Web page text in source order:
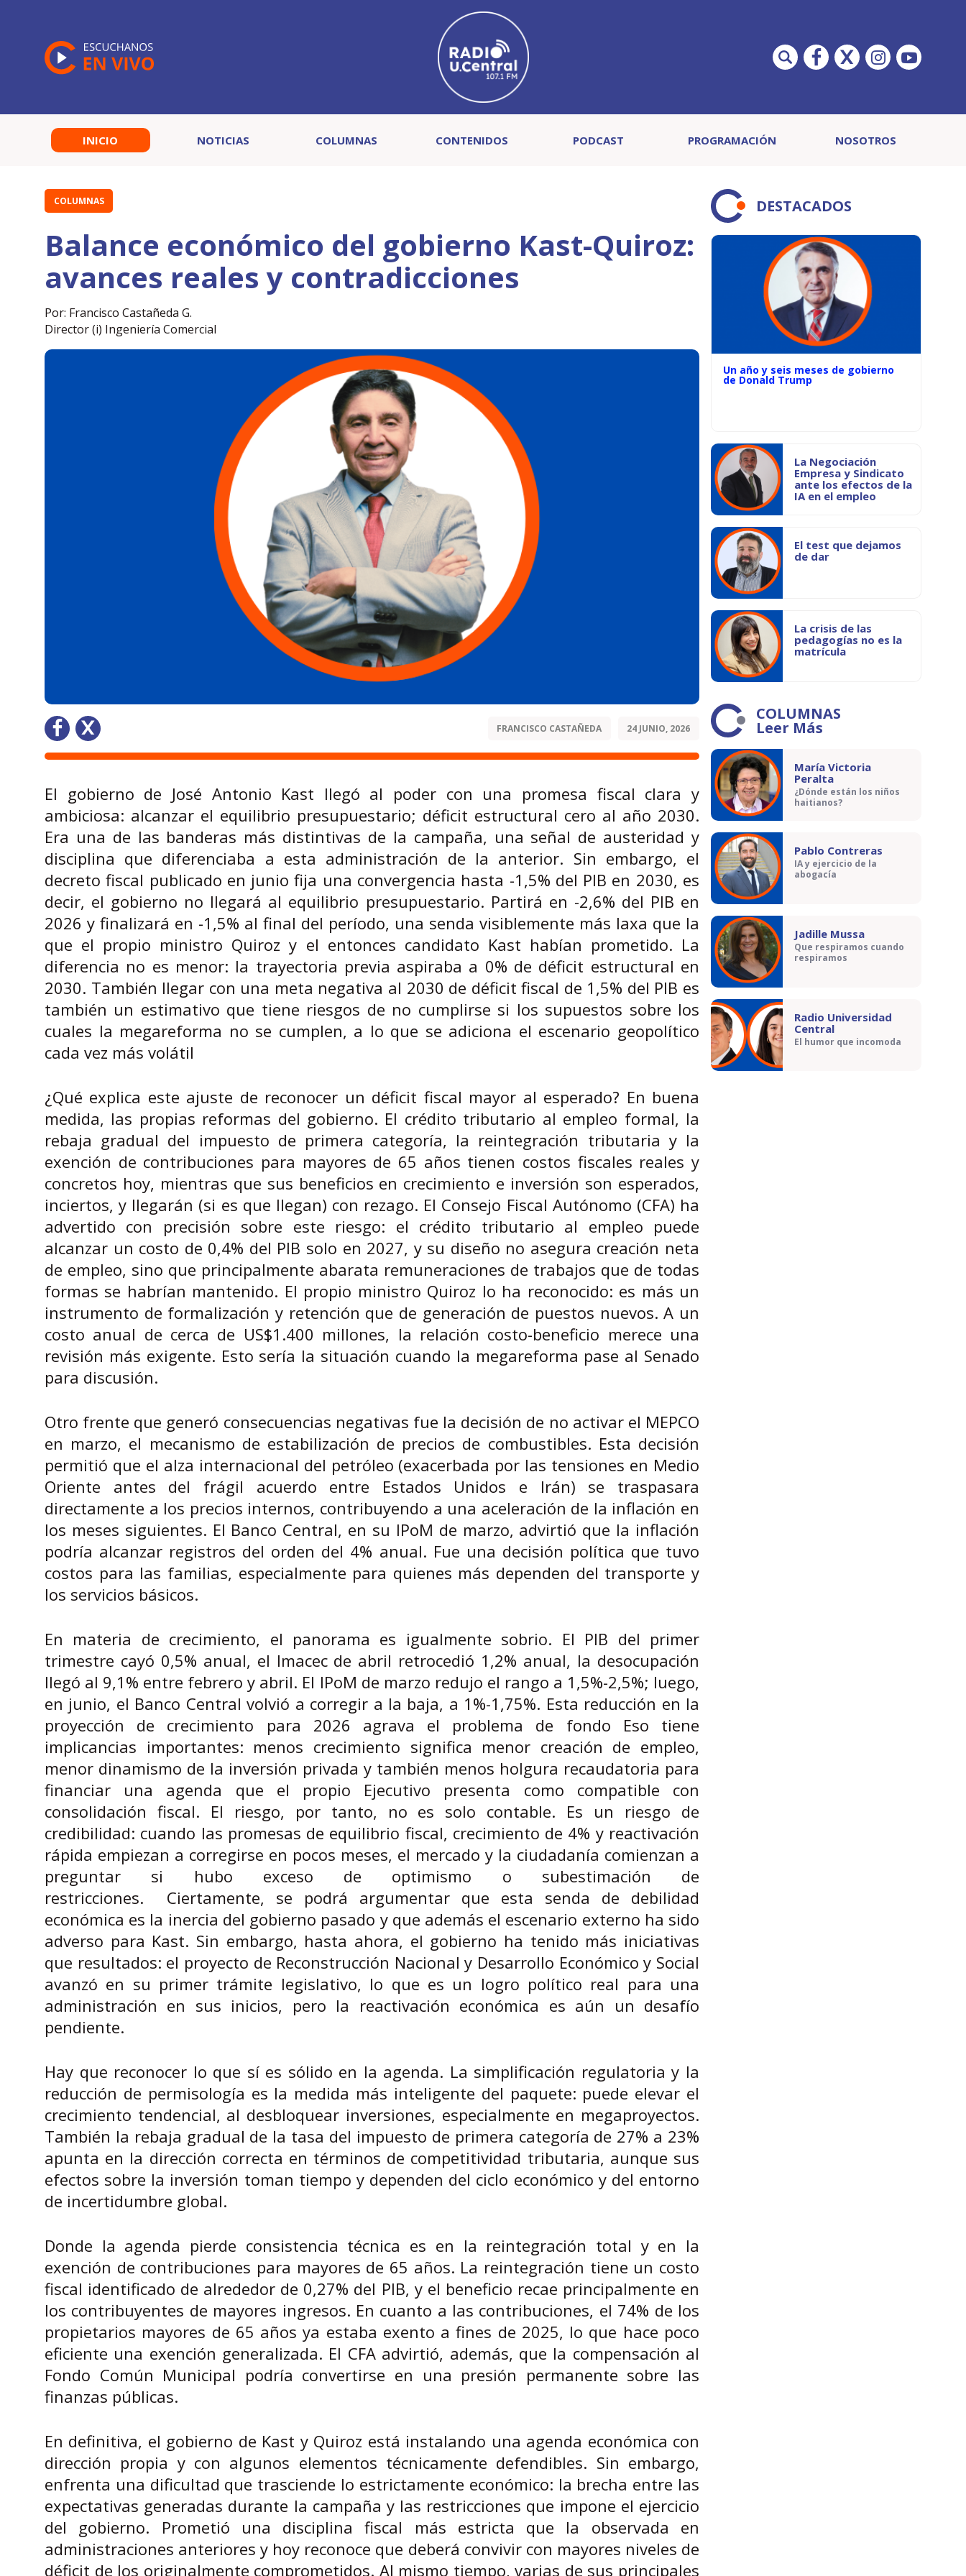
INICIO NOTICIAS COLUMNAS CONTENIDOS PODCAST PROGRAMACIÓN NOSOTROS
COLUMNAS
Balance económico del gobierno Kast-Quiroz:
avances reales y contradicciones
Por: Francisco Castañeda G.
Director (i) Ingeniería Comercial
FRANCISCO CASTAÑEDA 24 JUNIO, 2026
El gobierno de José Antonio Kast llegó al poder con una promesa fiscal clara y
ambiciosa: alcanzar el equilibrio presupuestario; déficit estructural cero al año 2030.
Era una de las banderas más distintivas de la campaña, una señal de austeridad y
disciplina que diferenciaba a esta administración de la anterior. Sin embargo, el
decreto fiscal publicado en junio fija una convergencia hasta -1,5% del PIB en 2030, es
decir, el gobierno no llegará al equilibrio presupuestario. Partirá en -2,6% del PIB en
2026 y finalizará en -1,5% al final del período, una senda visiblemente más laxa que la
que el propio ministro Quiroz y el entonces candidato Kast habían prometido. La
diferencia no es menor: la trayectoria previa aspiraba a 0% de déficit estructural en
2030. También llegar con una meta negativa al 2030 de déficit fiscal de 1,5% del PIB es
también un estimativo que tiene riesgos de no cumplirse si los supuestos sobre los
cuales la megareforma no se cumplen, a lo que se adiciona el escenario geopolítico
cada vez más volátil
¿Qué explica este ajuste de reconocer un déficit fiscal mayor al esperado? En buena
medida, las propias reformas del gobierno. El crédito tributario al empleo formal, la
rebaja gradual del impuesto de primera categoría, la reintegración tributaria y la
exención de contribuciones para mayores de 65 años tienen costos fiscales reales y
concretos hoy, mientras que sus beneficios en crecimiento e inversión son esperados,
inciertos, y llegarán (si es que llegan) con rezago. El Consejo Fiscal Autónomo (CFA) ha
advertido con precisión sobre este riesgo: el crédito tributario al empleo puede
alcanzar un costo de 0,4% del PIB solo en 2027, y su diseño no asegura creación neta
de empleo, sino que principalmente abarata remuneraciones de trabajos que de todas
formas se habrían mantenido. El propio ministro Quiroz lo ha reconocido: es más un
instrumento de formalización y retención que de generación de puestos nuevos. A un
costo anual de cerca de US$1.400 millones, la relación costo-beneficio merece una
revisión más exigente. Esto sería la situación cuando la megareforma pase al Senado
para discusión.
Otro frente que generó consecuencias negativas fue la decisión de no activar el MEPCO
en marzo, el mecanismo de estabilización de precios de combustibles. Esta decisión
permitió que el alza internacional del petróleo (exacerbada por las tensiones en Medio
Oriente antes del frágil acuerdo entre Estados Unidos e Irán) se traspasara
directamente a los precios internos, contribuyendo a una aceleración de la inflación en
los meses siguientes. El Banco Central, en su IPoM de marzo, advirtió que la inflación
podría alcanzar registros del orden del 4% anual. Fue una decisión política que tuvo
costos para las familias, especialmente para quienes más dependen del transporte y
los servicios básicos.
En materia de crecimiento, el panorama es igualmente sobrio. El PIB del primer
trimestre cayó 0,5% anual, el Imacec de abril retrocedió 1,2% anual, la desocupación
llegó al 9,1% entre febrero y abril. El IPoM de marzo redujo el rango a 1,5%-2,5%; luego,
en junio, el Banco Central volvió a corregir a la baja, a 1%-1,75%. Esta reducción en la
proyección de crecimiento para 2026 agrava el problema de fondo Eso tiene
implicancias importantes: menos crecimiento significa menor creación de empleo,
menor dinamismo de la inversión privada y también menos holgura recaudatoria para
financiar una agenda que el propio Ejecutivo presenta como compatible con
consolidación fiscal. El riesgo, por tanto, no es solo contable. Es un riesgo de
credibilidad: cuando las promesas de equilibrio fiscal, crecimiento de 4% y reactivación
rápida empiezan a corregirse en pocos meses, el mercado y la ciudadanía comienzan a
preguntar si hubo exceso de optimismo o subestimación de
restricciones. Ciertamente, se podrá argumentar que esta senda de debilidad
económica es la inercia del gobierno pasado y que además el escenario externo ha sido
adverso para Kast. Sin embargo, hasta ahora, el gobierno ha tenido más iniciativas
que resultados: el proyecto de Reconstrucción Nacional y Desarrollo Económico y Social
avanzó en su primer trámite legislativo, lo que es un logro político real para una
administración en sus inicios, pero la reactivación económica es aún un desafío
pendiente.
Hay que reconocer lo que sí es sólido en la agenda. La simplificación regulatoria y la
reducción de permisología es la medida más inteligente del paquete: puede elevar el
crecimiento tendencial, al desbloquear inversiones, especialmente en megaproyectos.
También la rebaja gradual de la tasa del impuesto de primera categoría de 27% a 23%
apunta en la dirección correcta en términos de competitividad tributaria, aunque sus
efectos sobre la inversión toman tiempo y dependen del ciclo económico y del entorno
de incertidumbre global.
Donde la agenda pierde consistencia técnica es en la reintegración total y en la
exención de contribuciones para mayores de 65 años. La reintegración tiene un costo
fiscal identificado de alrededor de 0,27% del PIB, y el beneficio recae principalmente en
los contribuyentes de mayores ingresos. En cuanto a las contribuciones, el 74% de los
propietarios mayores de 65 años ya estaba exento a fines de 2025, lo que hace poco
eficiente una exención generalizada. El CFA advirtió, además, que la compensación al
Fondo Común Municipal podría convertirse en una presión permanente sobre las
finanzas públicas.
En definitiva, el gobierno de Kast y Quiroz está instalando una agenda económica con
dirección propia y con algunos elementos técnicamente defendibles. Sin embargo,
enfrenta una dificultad que trasciende lo estrictamente económico: la brecha entre las
expectativas generadas durante la campaña y las restricciones que impone el ejercicio
del gobierno. Prometió una disciplina fiscal más estricta que la observada en
administraciones anteriores y hoy reconoce que deberá convivir con mayores niveles de
déficit de los originalmente comprometidos. Al mismo tiempo, varias de sus principales
DESTACADOS
Un año y seis meses de gobierno
de Donald Trump
La Negociación
Empresa y Sindicato
ante los efectos de la
IA en el empleo
El test que dejamos
de dar
La crisis de las
pedagogías no es la
matrícula
COLUMNAS
Leer Más
María Victoria
Peralta
¿Dónde están los niños
haitianos?
Pablo Contreras
IA y ejercicio de la
abogacía
Jadille Mussa
Que respiramos cuando
respiramos
Radio Universidad
Central
El humor que incomoda